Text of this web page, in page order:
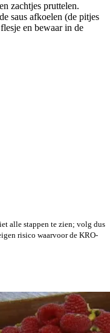
zachtjes pruttelen.
saus afkoelen (de pitjes
en bewaar in de
alle stappen te zien; volg dus
risico waarvoor de KRO-